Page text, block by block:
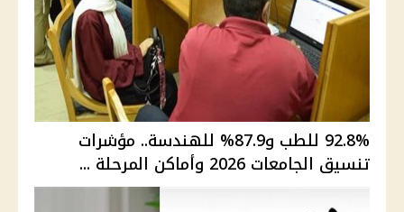
92.8% للطب و87.9% للهندسة.. مؤشرات
تنسيق الجامعات 2026 وأماكن المرحلة ...